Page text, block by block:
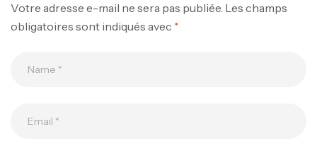
Votre adresse e-mail ne sera pas publiée. Les champs
obligatoires sont indiqués avec *